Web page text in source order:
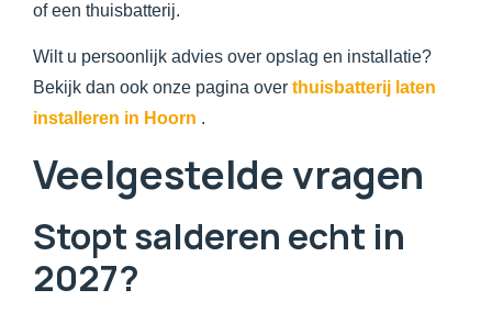
of een thuisbatterij.
Wilt u persoonlijk advies over opslag en installatie?
Bekijk dan ook onze pagina over thuisbatterij laten
installeren in Hoorn .
Veelgestelde vragen
Stopt salderen echt in
2027?